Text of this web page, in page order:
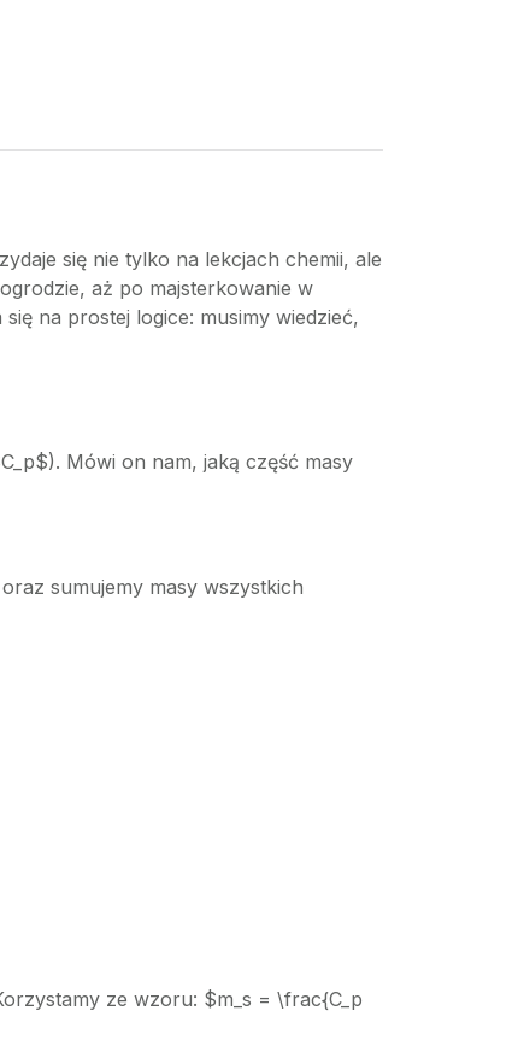
się nie tylko na lekcjach chemii, ale
aż po majsterkowanie w
na prostej logice: musimy wiedzieć,
Mówi on nam, jaką część masy
sumujemy masy wszystkich
ze wzoru: $m_s = \frac{C_p